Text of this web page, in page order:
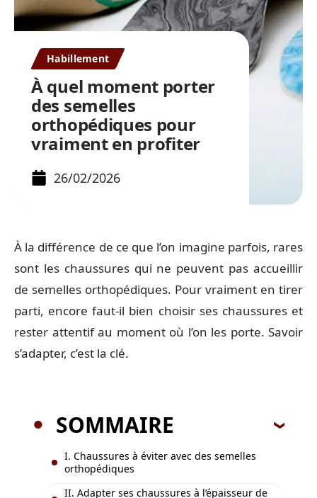
Habillement
À quel moment porter
des semelles
orthopédiques pour
vraiment en profiter
26/02/2026
À la différence de ce que l’on imagine parfois, rares
sont les chaussures qui ne peuvent pas accueillir
de semelles orthopédiques. Pour vraiment en tirer
parti, encore faut-il bien choisir ses chaussures et
rester attentif au moment où l’on les porte. Savoir
s’adapter, c’est la clé.
SOMMAIRE
I. Chaussures à éviter avec des semelles
orthopédiques
II. Adapter ses chaussures à l’épaisseur de